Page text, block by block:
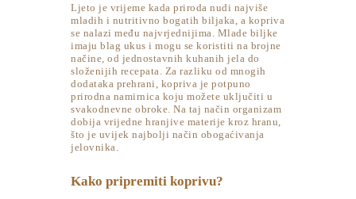
Ljeto je vrijeme kada priroda nudi najviše
mladih i nutritivno bogatih biljaka, a kopriva
se nalazi među najvrjednijima. Mlade biljke
imaju blag ukus i mogu se koristiti na brojne
načine, od jednostavnih kuhanih jela do
složenijih recepata. Za razliku od mnogih
dodataka prehrani, kopriva je potpuno
prirodna namirnica koju možete uključiti u
svakodnevne obroke. Na taj način organizam
dobija vrijedne hranjive materije kroz hranu,
što je uvijek najbolji način obogaćivanja
jelovnika.
Kako pripremiti koprivu?